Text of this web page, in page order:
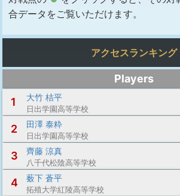
合データをご覧いただけます。
アクセスランキング
Players
1
大竹 桔平
日出学園高等学校
2 田澤 泰粋
日出学園高等学校
3 齊藤 涼真
八千代松陰高等学校
4 薮下 蒼平
拓殖大学紅陵高等学校